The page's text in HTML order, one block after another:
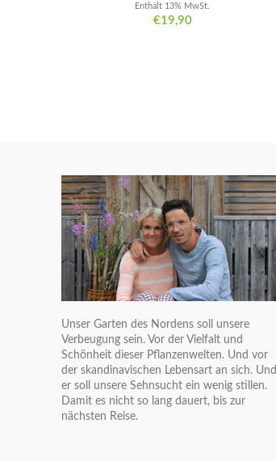
€19,90
Enthält 13% MwSt.
Unser Garten des Nordens soll unsere
Verbeugung sein. Vor der Vielfalt und
Schönheit dieser Pflanzenwelten. Und vor
der skandinavischen Lebensart an sich. Und
er soll unsere Sehnsucht ein wenig stillen.
Damit es nicht so lang dauert, bis zur
nächsten Reise.